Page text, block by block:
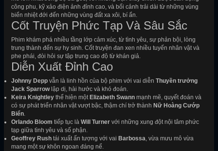
công phu, kỹ xảo điện ảnh đỉnh cao, và bối cảnh trải dài từ những vùng
biển nhiệt đới đến những vùng đất xa xôi, bí ẩn.
Cốt Truyện Phức Tạp Và Sâu Sắc
Phim khám phá nhiều tầng lớp cảm xúc, từ tình yêu, sự phản bội, lòng
trung thành đến sự hy sinh. Cốt truyện đan xen nhiều tuyến nhân vật và
phe phái, đòi hỏi sự tập trung cao độ từ khán giả.
Diễn Xuất Đỉnh Cao
Johnny Depp vẫn là linh hồn của bộ phim với vai diễn Thuyền trưởng
Jack Sparrowlập dị, hài hước và khó đoán.
Keira Knightley thể hiện một Elizabeth Swann mạnh mẽ, quyết đoán và
có sự phát triển nhân vật vượt bậc, thậm chí trở thành Nữ Hoàng Cướp
Biển.
Orlando Bloom tiếp tục là Will Turner với những xung đột nội tâm phức
tạp giữa tình yêu và số phận.
Geoffrey Rush tái xuất ấn tượng với vai Barbossa, vừa mưu mô vừa
mang một sự khôn ngoan đáng nể.